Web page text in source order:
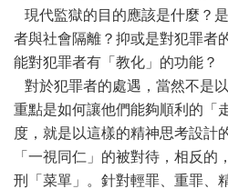
現代監獄的目的應該是什麼？
者與社會隔離？抑或是對犯罪者
能對犯罪者有「教化」的功能？
對於犯罪者的處遇，當然不是
重點是如何讓他們能夠順利的「
度，就是以這樣的精神思考設計
「一視同仁」的被對待，相反的
刑「菜單」。針對輕罪、重罪、